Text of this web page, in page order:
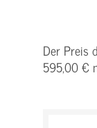
Der Preis
595,00 €